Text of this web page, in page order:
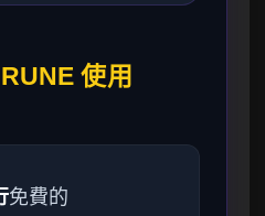
使用
免費的